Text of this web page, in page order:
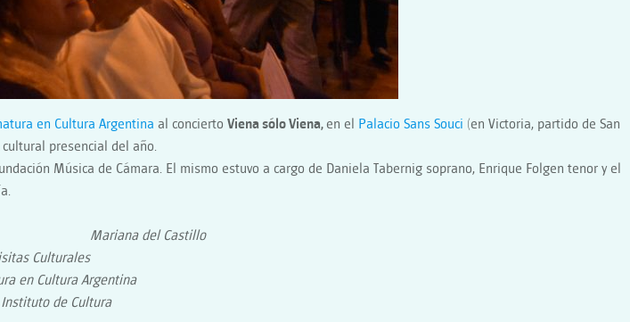
en Cultura Argentina al concierto Viena sólo Viena, en el Palacio Sans Souci (en Victoria, partido de San
presencial del año.
Música de Cámara. El mismo estuvo a cargo de Daniela Tabernig soprano, Enrique Folgen tenor y el
Mariana del Castillo
Culturales
en Cultura Argentina
Instituto de Cultura